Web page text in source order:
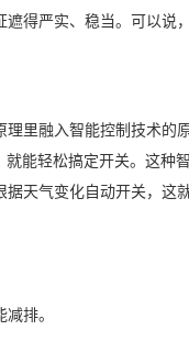
遮得严实、稳当。可以说
理里融入智能控制技术的
能轻松搞定开关。这种
据天气变化自动开关，这
排。